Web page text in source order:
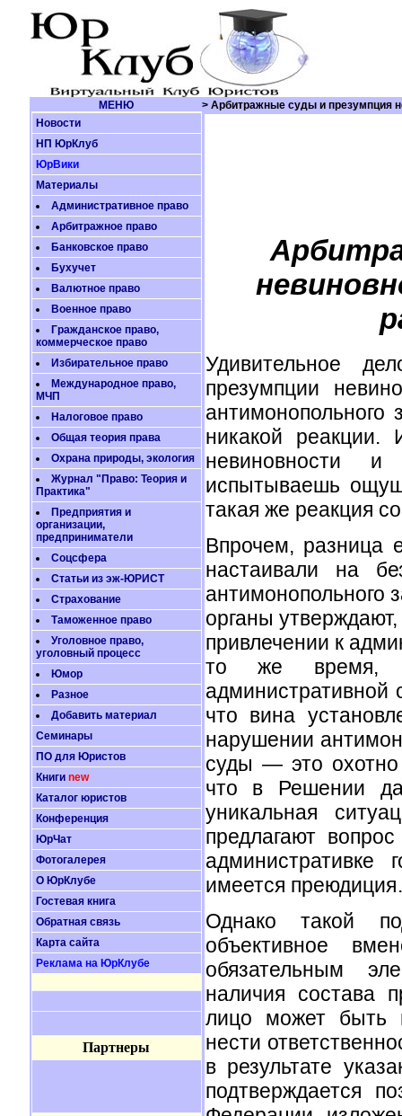
МЕНЮ
> Арбитражные суды и презумпция
Новости
НП ЮрКлуб
ЮрВики
Материалы
Административное право
Арбитражное право
Банковское право
Бухучет
Валютное право
Военное право
Гражданское право,
коммерческое право
Избирательное право
Международное право,
МЧП
Налоговое право
Общая теория права
Охрана природы, экология
Журнал "Право: Теория и
Практика"
Предприятия и
организации,
предприниматели
Соцсфера
Статьи из эж-ЮРИСТ
Страхование
Таможенное право
Уголовное право,
уголовный процесс
Юмор
Разное
Добавить материал
Семинары
ПО для Юристов
Книги new
Каталог юристов
Конференция
ЮрЧат
Фотогалерея
О ЮрКлубе
Гостевая книга
Обратная связь
Карта сайта
Реклама на ЮрКлубе
Партнеры
Удивительное
презумпции
антимонопольного
никакой реакции.
невиновности
испытываешь
такая же реакция
Впрочем, разница
настаивали на
антимонопольного
органы
привлечении к
то же время, в
административной
что вина
нарушении
суды — это
что в Решении
уникальная
предлагают
имеется
Однако такой
объективное
обязательным
наличия состава
лицо может быть
нести
в результате
подтверждается